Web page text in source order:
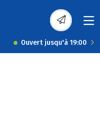
Ouvert jusqu'à 19:00